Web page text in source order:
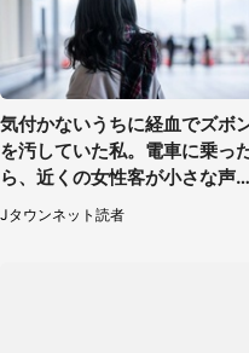
気付かないうちに経血でズボ
を汚していた私。電車に乗っ
ら、近くの女性客が小さな声で
（千葉県・10代女性）
Jタウンネット読者